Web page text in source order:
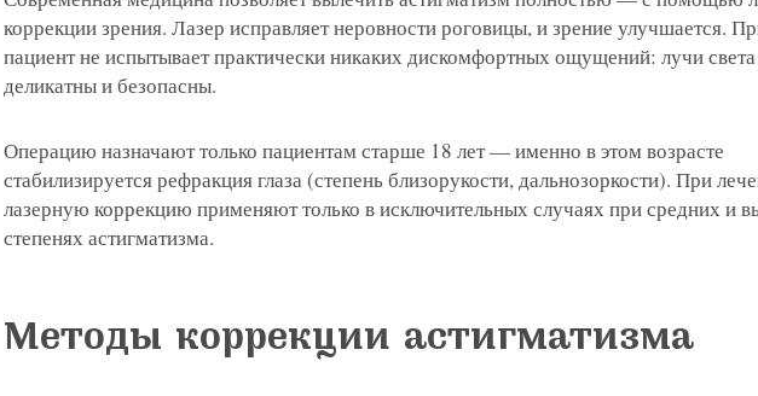
коррекции зрения. Лазер исправляет неровности роговицы, и зрение улучшается.
пациент не испытывает практически никаких дискомфортных ощущений: лучи света
деликатны и безопасны.
Операцию назначают только пациентам старше 18 лет — именно в этом возрасте
стабилизируется рефракция глаза (степень близорукости, дальнозоркости). При
лазерную коррекцию применяют только в исключительных случаях при средних и
степенях астигматизма.
Методы коррекции астигматизма